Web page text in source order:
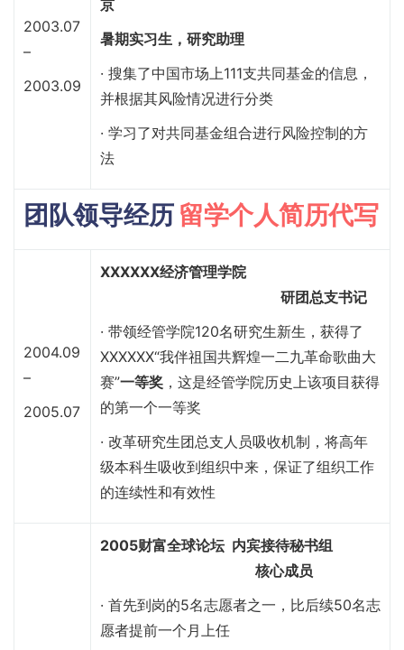
2003.07
–
2003.09
京
暑期实习生，研究助理
· 搜集了中国市场上111支共同基金的信息，
并根据其风险情况进行分类
· 学习了对共同基金组合进行风险控制的方
法
团队领导经历 留学个人简历代写
2004.09
–
2005.07
XXXXXX经济管理学院
研团总支书记
· 带领经管学院120名研究生新生，获得了
XXXXXX“我伴祖国共辉煌一二九革命歌曲大
赛”一等奖 ，这是经管学院历史上该项目获得
的第一个一等奖
· 改革研究生团总支人员吸收机制，将高年
级本科生吸收到组织中来，保证了组织工作
的连续性和有效性
2005财富全球论坛 内宾接待秘书组
核心成员
· 首先到岗的5名志愿者之一，比后续50名志
愿者提前一个月上任